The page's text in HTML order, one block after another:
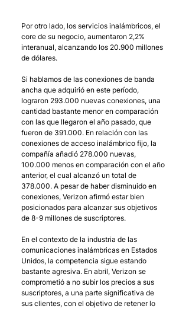
Por otro lado, los servicios inalámbricos, el
core de su negocio, aumentaron 2,2%
interanual, alcanzando los 20.900 millones
de dólares.
Si hablamos de las conexiones de banda
ancha que adquirió en este período,
lograron 293.000 nuevas conexiones, una
cantidad bastante menor en comparación
con las que llegaron el año pasado, que
fueron de 391.000. En relación con las
conexiones de acceso inalámbrico fijo, la
compañía añadió 278.000 nuevas,
100.000 menos en comparación con el año
anterior, el cual alcanzó un total de
378.000. A pesar de haber disminuido en
conexiones, Verizon afirmó estar bien
posicionados para alcanzar sus objetivos
de 8-9 millones de suscriptores.
En el contexto de la industria de las
comunicaciones inalámbricas en Estados
Unidos, la competencia sigue estando
bastante agresiva. En abril, Verizon se
comprometió a no subir los precios a sus
suscriptores, a una parte significativa de
sus clientes, con el objetivo de retener lo